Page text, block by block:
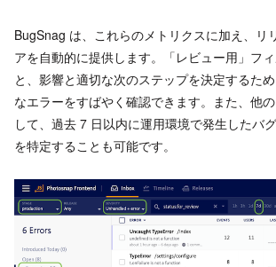
BugSnag は、これらのメトリクスに加え、リ
アを自動的に提供します。「レビュー用」フ
と、影響と適切な次のステップを決定するた
なエラーをすばやく確認できます。また、他
して、過去 7 日以内に運用環境で発生したバ
を特定することも可能です。